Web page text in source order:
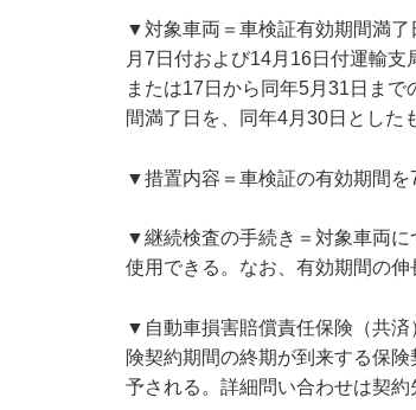
▼対象車両＝車検証有効期間満
月7日付および14月16日付運輸
または17日から同年5月31日ま
間満了日を、同年4月30日とした
▼措置内容＝車検証の有効期間を
▼継続検査の手続き＝対象車両
使用できる。なお、有効期間の伸
▼自動車損害賠償責任保険（共
険契約期間の終期が到来する保
予される。詳細問い合わせは契約